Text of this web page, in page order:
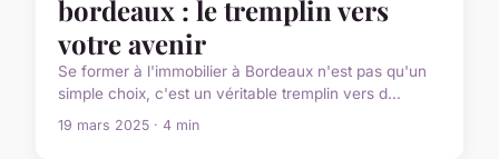
bordeaux : le tremplin vers
votre avenir
Se former à l'immobilier à Bordeaux n'est pas qu'un
simple choix, c'est un véritable tremplin vers d...
19 mars 2025 · 4 min